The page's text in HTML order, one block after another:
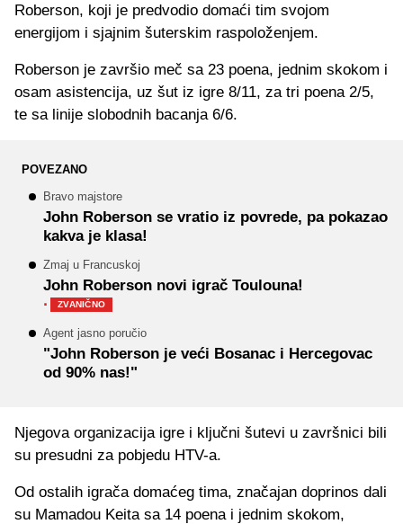
Roberson, koji je predvodio domaći tim svojom
energijom i sjajnim šuterskim raspoloženjem.
Roberson je završio meč sa 23 poena, jednim skokom i
osam asistencija, uz šut iz igre 8/11, za tri poena 2/5,
te sa linije slobodnih bacanja 6/6.
POVEZANO
Bravo majstore
John Roberson se vratio iz povrede, pa pokazao
kakva je klasa!
Zmaj u Francuskoj
John Roberson novi igrač Toulouna!
· ZVANIČNO
Agent jasno poručio
"John Roberson je veći Bosanac i Hercegovac
od 90% nas!"
Njegova organizacija igre i ključni šutevi u završnici bili
su presudni za pobjedu HTV-a.
Od ostalih igrača domaćeg tima, značajan doprinos dali
su Mamadou Keita sa 14 poena i jednim skokom,